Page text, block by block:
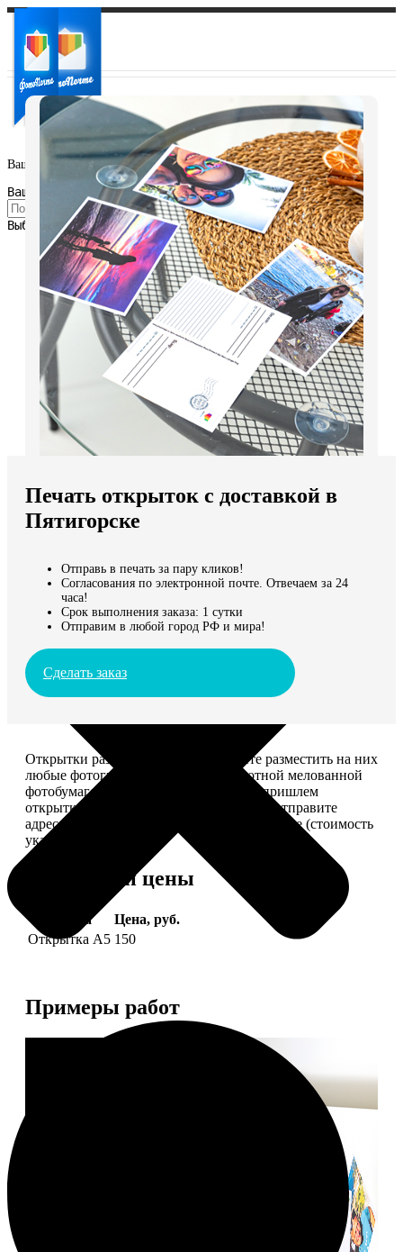
Ваш город:
Ваш регион доставки
Выберите из списка:
Мы доставляем по всему миру
Продолжить без города
Печать открыток с доставкой в
Пятигорске
Отправь в печать за пару кликов!
Согласования по электронной почте. Отвечаем за 24
часа!
Срок выполнения заказа: 1 сутки
Отправим в любой город РФ и мира!
Сделать заказ
Открытки размером 10*15, вы можете разместить на них
любые фотографии. Печатаем на плотной мелованной
фотобумаге плотностью 300 г/м2. Мы пришлем
открытки вам, вы сами их подпишете и отправите
адресату. Заказать можно 6 открыток и более (стоимость
указана за 6 штук).
Форматы и цены
Услуга
Цена, руб.
Открытка А5 150
Примеры работ